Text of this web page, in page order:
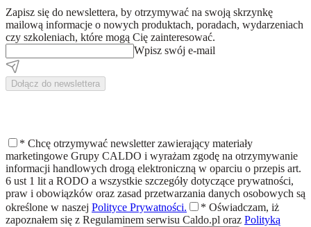
Zapisz się do newslettera, by otrzymywać na swoją skrzynkę
mailową informacje o nowych produktach, poradach, wydarzeniach
czy szkoleniach, które mogą Cię zainteresować.
Wpisz swój e-mail
Dołącz do newslettera
* Chcę otrzymywać newsletter zawierający materiały
marketingowe Grupy CALDO i wyrażam zgodę na otrzymywanie
informacji handlowych drogą elektroniczną w oparciu o przepis art.
6 ust 1 lit a RODO a wszystkie szczegóły dotyczące prywatności,
praw i obowiązków oraz zasad przetwarzania danych osobowych są
określone w naszej Polityce Prywatności. * Oświadczam, iż
zapoznałem się z Regulaminem serwisu Caldo.pl oraz Polityką